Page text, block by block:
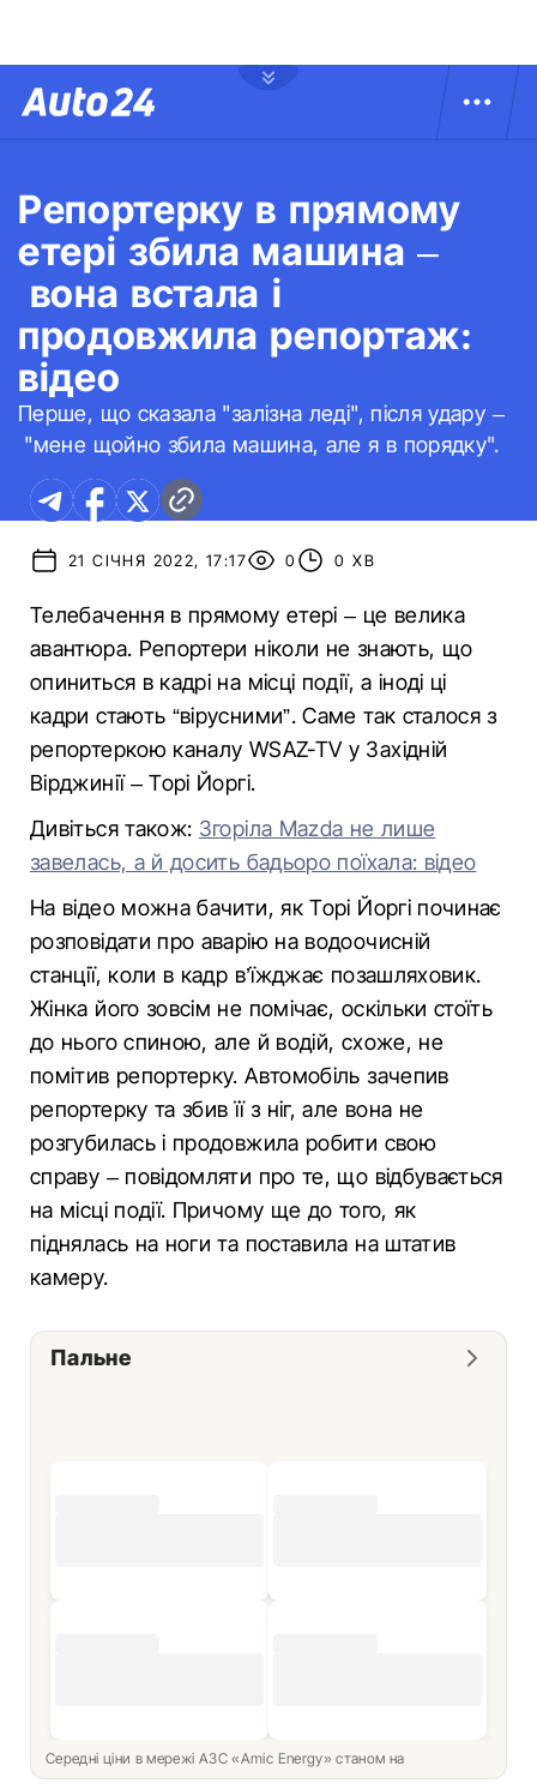
Репортерку в прямому
етері збила машина –
вона встала і
продовжила репортаж:
відео
Перше, що сказала "залізна леді", після удару –
"мене щойно збила машина, але я в порядку".
21 СІЧНЯ 2022, 17:17 0 0 ХВ
Телебачення в прямому етері – це велика
авантюра. Репортери ніколи не знають, що
опиниться в кадрі на місці події, а іноді ці
кадри стають “вірусними”. Саме так сталося з
репортеркою каналу WSAZ-TV у Західній
Вірджинії – Торі Йоргі.
Дивіться також: Згоріла Mazda не лише
завелась, а й досить бадьоро поїхала: відео
На відео можна бачити, як Торі Йоргі починає
розповідати про аварію на водоочисній
станції, коли в кадр в’їжджає позашляховик.
Жінка його зовсім не помічає, оскільки стоїть
до нього спиною, але й водій, схоже, не
помітив репортерку. Автомобіль зачепив
репортерку та збив її з ніг, але вона не
розгубилась і продовжила робити свою
справу – повідомляти про те, що відбувається
на місці події. Причому ще до того, як
піднялась на ноги та поставила на штатив
камеру.
Пальне
Середні ціни в мережі АЗС «Amic Energy» станом на